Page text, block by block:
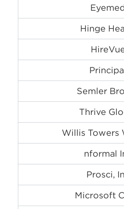
Hinge
Semler
Thrive
Willis Towers
nformal
Prosci,
Microsoft